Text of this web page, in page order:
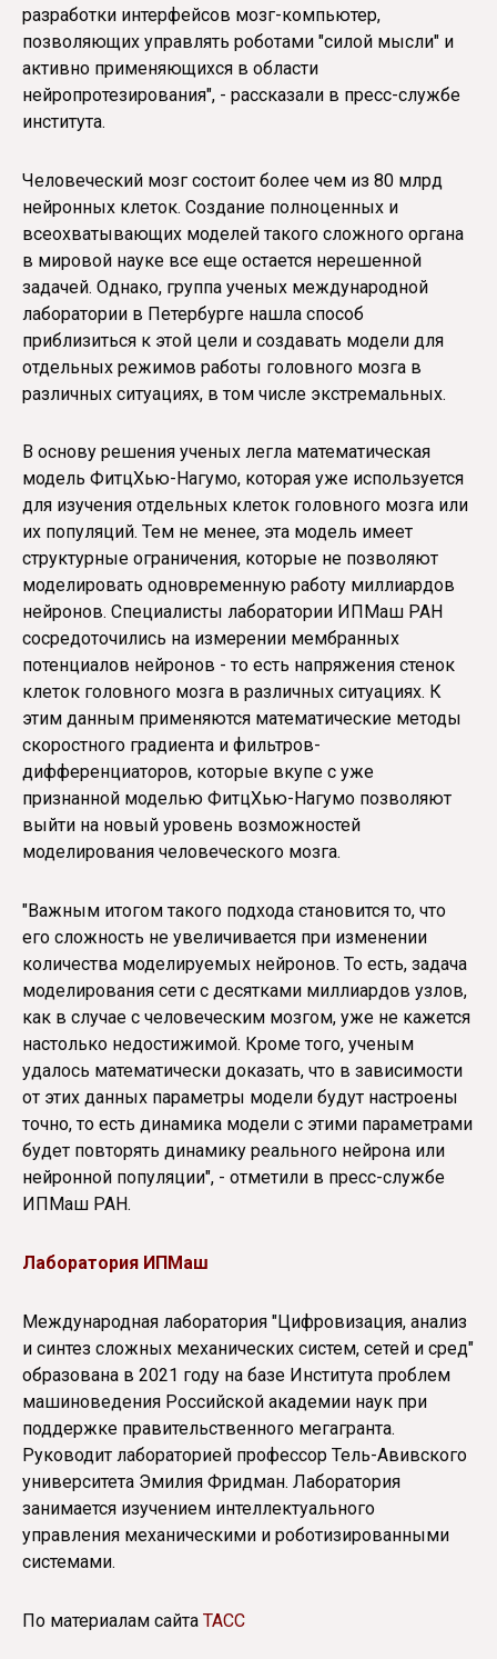
разработки интерфейсов мозг-компьютер,
позволяющих управлять роботами "силой мысли" и
активно применяющихся в области
нейропротезирования", - рассказали в пресс-службе
института.
Человеческий мозг состоит более чем из 80 млрд
нейронных клеток. Создание полноценных и
всеохватывающих моделей такого сложного органа
в мировой науке все еще остается нерешенной
задачей. Однако, группа ученых международной
лаборатории в Петербурге нашла способ
приблизиться к этой цели и создавать модели для
отдельных режимов работы головного мозга в
различных ситуациях, в том числе экстремальных.
В основу решения ученых легла математическая
модель ФитцХью-Нагумо, которая уже используется
для изучения отдельных клеток головного мозга или
их популяций. Тем не менее, эта модель имеет
структурные ограничения, которые не позволяют
моделировать одновременную работу миллиардов
нейронов. Специалисты лаборатории ИПМаш РАН
сосредоточились на измерении мембранных
потенциалов нейронов - то есть напряжения стенок
клеток головного мозга в различных ситуациях. К
этим данным применяются математические методы
скоростного градиента и фильтров-
дифференциаторов, которые вкупе с уже
признанной моделью ФитцХью-Нагумо позволяют
выйти на новый уровень возможностей
моделирования человеческого мозга.
"Важным итогом такого подхода становится то, что
его сложность не увеличивается при изменении
количества моделируемых нейронов. То есть, задача
моделирования сети с десятками миллиардов узлов,
как в случае с человеческим мозгом, уже не кажется
настолько недостижимой. Кроме того, ученым
удалось математически доказать, что в зависимости
от этих данных параметры модели будут настроены
точно, то есть динамика модели с этими параметрами
будет повторять динамику реального нейрона или
нейронной популяции", - отметили в пресс-службе
ИПМаш РАН.
Лаборатория ИПМаш
Международная лаборатория "Цифровизация, анализ
и синтез сложных механических систем, сетей и сред"
образована в 2021 году на базе Института проблем
машиноведения Российской академии наук при
поддержке правительственного мегагранта.
Руководит лабораторией профессор Тель-Авивского
университета Эмилия Фридман. Лаборатория
занимается изучением интеллектуального
управления механическими и роботизированными
системами.
По материалам сайта ТАСС